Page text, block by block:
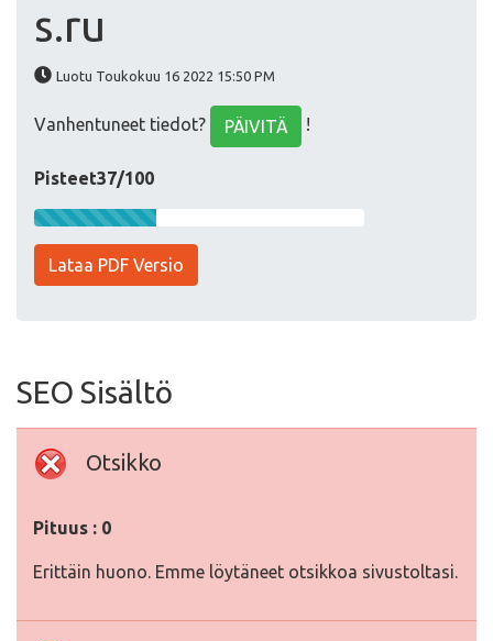
s.ru
Luotu Toukokuu 16 2022 15:50 PM
Vanhentuneet tiedot? PÄIVITÄ !
Pisteet37/100
Lataa PDF Versio
SEO Sisältö
Otsikko
Pituus : 0
Erittäin huono. Emme löytäneet otsikkoa sivustoltasi.